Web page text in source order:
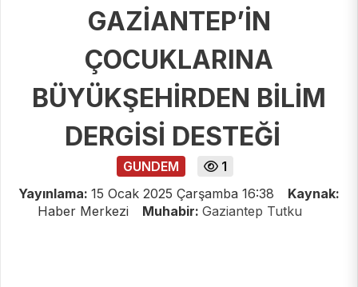
GAZİANTEP’İN
ÇOCUKLARINA
BÜYÜKŞEHİRDEN BİLİM
DERGİSİ DESTEĞİ
GUNDEM
1
Yayınlama: 15 Ocak 2025 Çarşamba 16:38
Kaynak:
Haber Merkezi
Muhabir: Gaziantep Tutku